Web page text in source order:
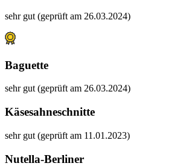
sehr gut (geprüft am 26.03.2024)
Baguette
sehr gut (geprüft am 26.03.2024)
Käsesahneschnitte
sehr gut (geprüft am 11.01.2023)
Nutella-Berliner